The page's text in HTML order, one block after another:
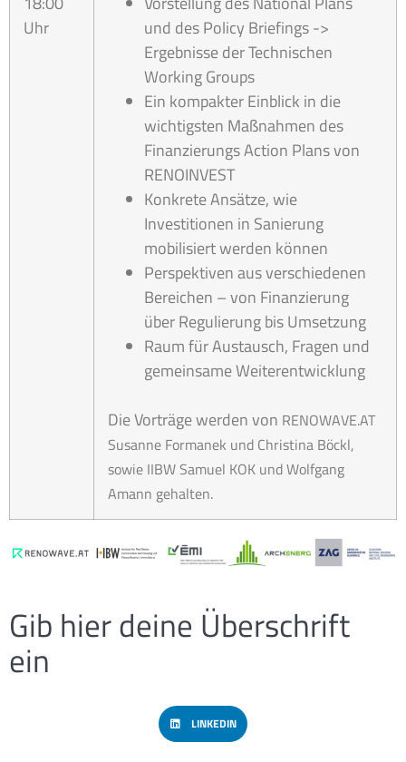
Uhr
und des Policy Briefings ->
Ergebnisse der Technischen
Working Groups
Ein kompakter Einblick in die
wichtigsten Maßnahmen des
Finanzierungs Action Plans von
RENOINVEST
Konkrete Ansätze, wie
Investitionen in Sanierung
mobilisiert werden können
Perspektiven aus verschiedenen
Bereichen – von Finanzierung
über Regulierung bis Umsetzung
Raum für Austausch, Fragen und
gemeinsame Weiterentwicklung
Die Vorträge werden von RENOWAVE.AT
Susanne Formanek und Christina Böckl,
sowie IIBW Samuel KOK und Wolfgang
Amann gehalten.
Gib hier deine Überschrift
ein
LINKEDIN